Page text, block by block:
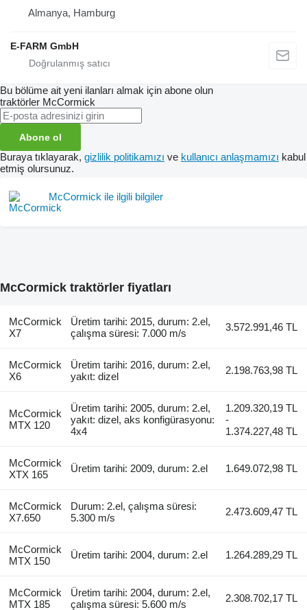
Almanya, Hamburg
E-FARM GmbH
Bu bölüme ait yeni ilanları almak için abone olun
traktörler McCormick
Abone ol
Buraya tıklayarak, gizlilik politikamızı ve kullanıcı anlaşmamızı kabul
etmiş olursunuz.
McCormick ile ilgili bilgiler
McCormick traktörler fiyatları
McCormick
X7
Üretim tarihi: 2015, durum: 2.el,
çalışma süresi: 7.000 m/s
3.572.991,46 TL
McCormick
X6
Üretim tarihi: 2016, durum: 2.el,
yakıt: dizel
2.198.763,98 TL
McCormick
MTX 120
Üretim tarihi: 2005, durum: 2.el,
yakıt: dizel, aks konfigürasyonu:
4x4
1.209.320,19 TL
-
1.374.227,48 TL
McCormick
XTX 165
Üretim tarihi: 2009, durum: 2.el 1.649.072,98 TL
McCormick
X7.650
Durum: 2.el, çalışma süresi:
5.300 m/s
2.473.609,47 TL
McCormick
MTX 150
Üretim tarihi: 2004, durum: 2.el 1.264.289,29 TL
McCormick
MTX 185
Üretim tarihi: 2004, durum: 2.el,
çalışma süresi: 5.600 m/s
2.308.702,17 TL